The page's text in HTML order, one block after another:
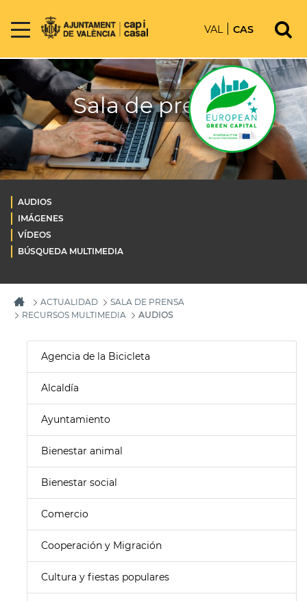
VAL CAS
Sala de prensa
AUDIOS
IMÁGENES
VÍDEOS
BÚSQUEDA MULTIMEDIA
ACTUALIDAD
SALA DE PRENSA
RECURSOS MULTIMEDIA
AUDIOS
Agencia de la Bicicleta
Alcaldía
Ayuntamiento
Bienestar animal
Bienestar social
Comercio
Cooperación y Migración
Cultura y fiestas populares